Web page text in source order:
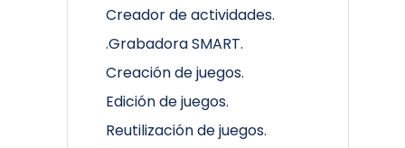
Creador de actividades.
.Grabadora SMART.
Creación de juegos.
Edición de juegos.
Reutilización de juegos.